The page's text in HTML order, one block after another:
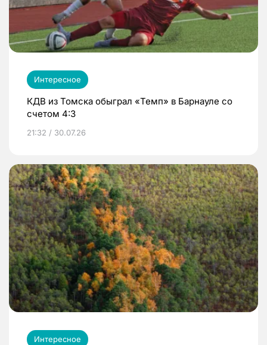
Интересное
КДВ из Томска обыграл «Темп» в Барнауле со
счетом 4:3
21:32 / 30.07.26
Интересное